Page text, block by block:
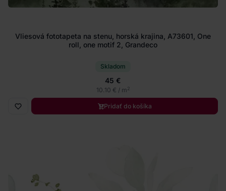
Vliesová fototapeta na stenu, horská krajina, A73601, One
roll, one motif 2, Grandeco
Skladom
45 €
10.10 € / m2
Pridať do košíka